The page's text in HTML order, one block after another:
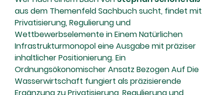
aus dem Themenfeld Sachbuch sucht, findet mit
Privatisierung, Regulierung und
Wettbewerbselemente in Einem Natürlichen
Infrastrukturmonopol eine Ausgabe mit präziser
inhaltlicher Positionierung. Ein
Ordnungsökonomischer Ansatz Bezogen Auf Die
Wasserwirtschaft fungiert als präzisierende